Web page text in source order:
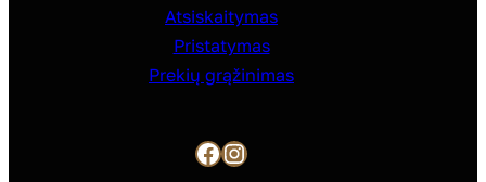
Atsiskaitymas
Pristatymas
Prekių grąžinimas
Facebook Instagram